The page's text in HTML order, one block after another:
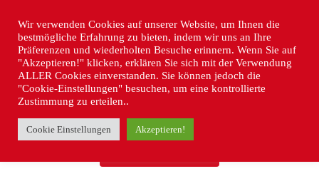
Wir verwenden Cookies auf unserer Website, um Ihnen die
bestmögliche Erfahrung zu bieten, indem wir uns an Ihre
Präferenzen und wiederholten Besuche erinnern. Wenn Sie auf
"Akzeptieren!" klicken, erklären Sie sich mit der Verwendung
ALLER Cookies einverstanden. Sie können jedoch die
"Cookie-Einstellungen" besuchen, um eine kontrollierte
Zustimmung zu erteilen..
Cookie Einstellungen Akzeptieren!